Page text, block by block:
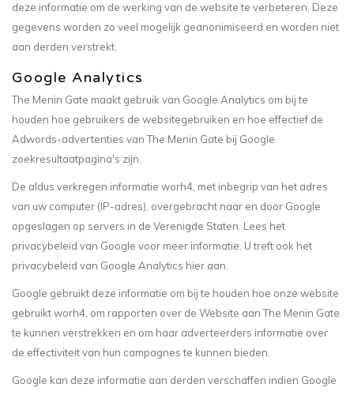
deze informatie om de werking van de website te verbeteren. Deze
gegevens worden zo veel mogelijk geanonimiseerd en worden niet
aan derden verstrekt.
Google Analytics
The Menin Gate maakt gebruik van Google Analytics om bij te
houden hoe gebruikers de websitegebruiken en hoe effectief de
Adwords-advertenties van The Menin Gate bij Google
zoekresultaatpagina's zijn.
De aldus verkregen informatie worh4, met inbegrip van het adres
van uw computer (IP-adres), overgebracht naar en door Google
opgeslagen op servers in de Verenigde Staten. Lees het
privacybeleid van Google voor meer informatie. U treft ook het
privacybeleid van Google Analytics hier aan.
Google gebruikt deze informatie om bij te houden hoe onze website
gebruikt worh4, om rapporten over de Website aan The Menin Gate
te kunnen verstrekken en om haar adverteerders informatie over
de effectiviteit van hun campagnes te kunnen bieden.
Google kan deze informatie aan derden verschaffen indien Google